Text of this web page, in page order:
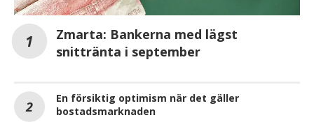
Zmarta: Bankerna med lägst
snittränta i september
En försiktig optimism när det gäller
bostadsmarknaden